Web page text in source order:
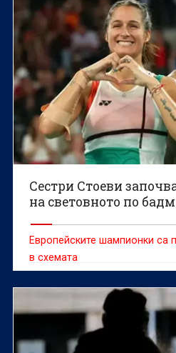
ще се проведе в Пловдив от
Сестри Стоеви
на световното по
Европейските шампионки са
в схемата